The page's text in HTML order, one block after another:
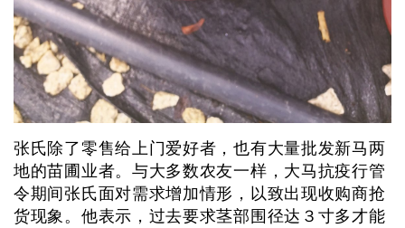
张氏除了零售给上门爱好者，也有大量批发新马两
地的苗圃业者。与大多数农友一样，大马抗疫行管
令期间张氏面对需求增加情形，以致出现收购商抢
货现象。他表示，过去要求茎部围径达３寸多才能